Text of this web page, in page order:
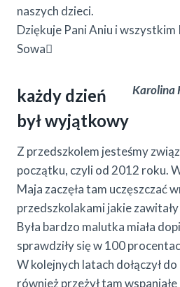
naszych dzieci.
Dziękuje Pani Aniu i wszystkim
Sowa
Karolina
każdy dzień
był wyjątkowy
Z przedszkolem jesteśmy
początku, czyli od 2012 roku.
Maja zaczęła tam uczęszczać
przedszkolakami jakie
Była bardzo malutka miała
sprawdziły się w 100
W kolejnych latach dołączył
również przeżył tam